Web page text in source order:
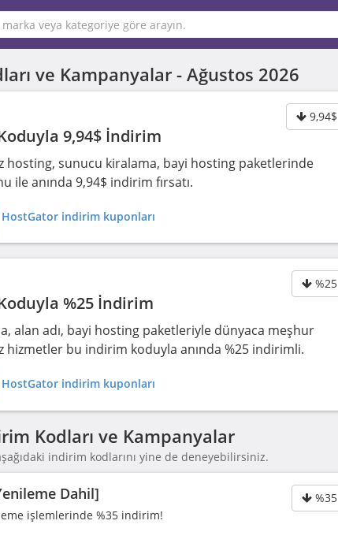
ve Kampanyalar - Ağustos 2026
9,94$
9,94$ İndirim
hosting, sunucu kiralama, bayi hosting paketlerinde
anında 9,94$ indirim fırsatı.
HostGator indirim kuponları
%25
%25 İndirim
alan adı, bayi hosting paketleriyle dünyaca meşhur
hizmetler bu indirim koduyla anında %25 indirimli.
HostGator indirim kuponları
Kodları ve Kampanyalar
indirim kodlarını yine de deneyebilirsiniz.
%35
Dahil]
işlemlerinde %35 indirim!